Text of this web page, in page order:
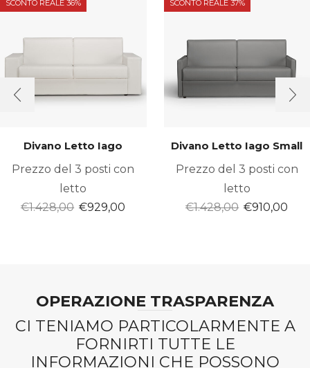
SCONTO REALE 36%
Divano Letto Iago
Prezzo del 3 posti con
letto
€1.428,00 Il
€929,00
SCONTO REALE 37%
Divano Letto Iago Small
Prezzo del 3 posti con
letto
€1.428,00 Il
€910,00
OPERAZIONE TRASPARENZA
CI TENIAMO PARTICOLARMENTE A
FORNIRTI TUTTE LE
INFORMAZIONI CHE POSSONO